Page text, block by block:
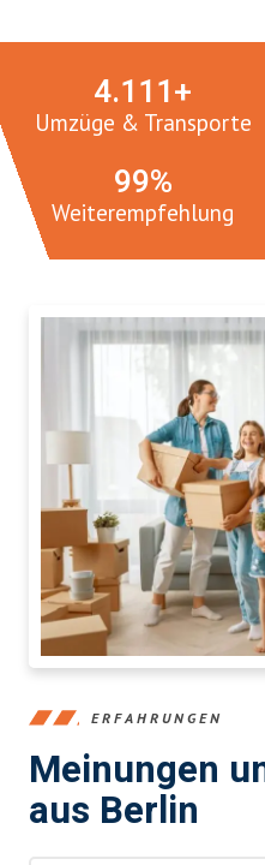
Umzüge & Transporte
4.112+
Weiterempfehlung
100%
ERFAHRUNGEN
Meinungen
aus Berlin